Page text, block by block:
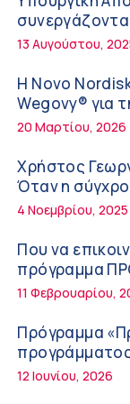
ΚΥ Σοφάδων
Πόσο μας
ή air-condition
11:34 πμ
Randy
«Σε πέντε
θεραπεία που
Πάρκινσον»
9:24 πμ
Αντώνης
Πώς να
τη διάρροια
Ευμενής
General):
καθοδηγείται
νοσοκομεία
13 Αυγούστου,
Η Novo
Wegovy® για
20 Μαρτίου, 2026
Χρήστος
Όταν η
φόβο!
4 Νοεμβρίου, 2025
Που να
πρόγραμμα
παχυσαρκίας
11 Φεβρουαρίου,
Πρόγραμμα
Δωρεάν
12 Ιουνίου, 2026